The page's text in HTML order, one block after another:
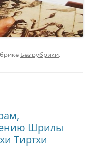
Без рубрики.
Шрилы
Тиртхи